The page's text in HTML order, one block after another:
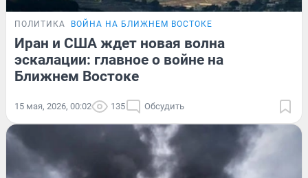
ПОЛИТИКА ВОЙНА НА БЛИЖНЕМ ВОСТОКЕ
Иран и США ждет новая волна
эскалации: главное о войне на
Ближнем Востоке
15 мая, 2026, 00:02 135 Обсудить